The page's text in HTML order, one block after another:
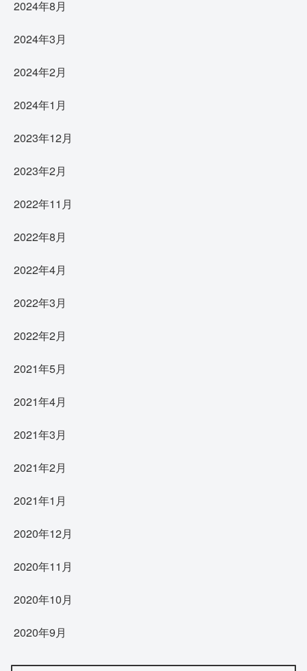
2024年8月
2024年3月
2024年2月
2024年1月
2023年12月
2023年2月
2022年11月
2022年8月
2022年4月
2022年3月
2022年2月
2021年5月
2021年4月
2021年3月
2021年2月
2021年1月
2020年12月
2020年11月
2020年10月
2020年9月